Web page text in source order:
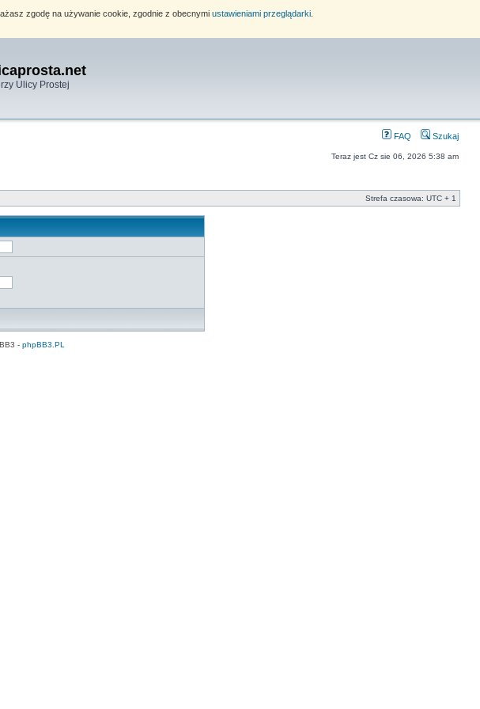
zgodę na używanie cookie, zgodnie z obecnymi ustawieniami przeglądarki.
Ulicy Prostej
FAQ Szukaj
Teraz jest Cz sie 06, 2026 5:38 am
Strefa czasowa: UTC + 1
- phpBB3.PL